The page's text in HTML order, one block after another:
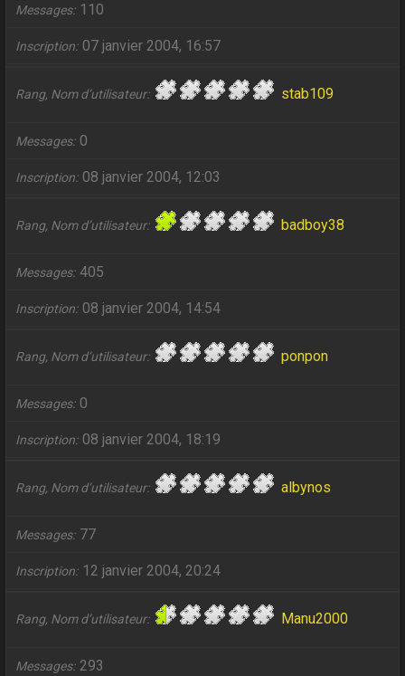
Messages 110
Inscription 07 janvier 2004, 16:57
Rang, Nom d’utilisateur stab109
Messages 0
Inscription 08 janvier 2004, 12:03
Rang, Nom d’utilisateur badboy38
Messages 405
Inscription 08 janvier 2004, 14:54
Rang, Nom d’utilisateur ponpon
Messages 0
Inscription 08 janvier 2004, 18:19
Rang, Nom d’utilisateur albynos
Messages 77
Inscription 12 janvier 2004, 20:24
Rang, Nom d’utilisateur Manu2000
Messages 293